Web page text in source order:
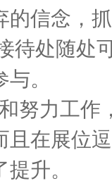
的信念，
待处随处
。
力工作
且在展位
升。